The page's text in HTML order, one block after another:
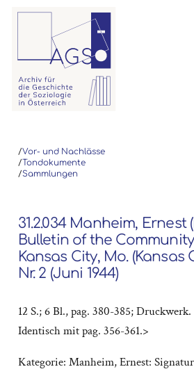
/Vor- und Nachlässe
/Tondokumente
/Sammlungen
31.2.034 Manheim, Ernest
Bulletin of the
Kansas City, Mo. (Kansas
Nr. 2 (Juni 1944)
12 S.; 6 Bl., pag. 380-385;
Identisch mit pag. 356-361.>
Kategorie: Manheim, Ernest: